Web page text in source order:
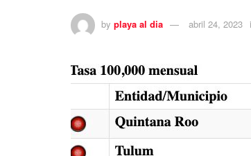
by playa al dia abril 24, 2023